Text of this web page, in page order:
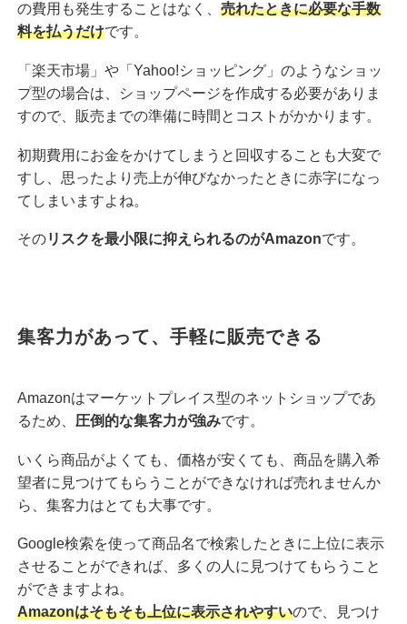
の費用も発生することはなく、 売れたときに必要な手数
料を払うだけです。
「楽天市場」や「Yahoo!ショッピング」のようなショッ
プ型の場合は、ショップページを作成する必要がありま
すので、販売までの準備に時間とコストがかかります。
初期費用にお金をかけてしまうと回収することも大変で
すし、思ったより売上が伸びなかったときに赤字になっ
てしまいますよね。
そのリスクを最小限に抑えられるのがAmazonです。
集客力があって、手軽に販売できる
Amazonはマーケットプレイス型のネットショップであ
るため、 圧倒的な集客力が強みです。
いくら商品がよくても、価格が安くても、商品を購入希
望者に見つけてもらうことができなければ売れませんか
ら、集客力はとても大事です。
Google検索を使って商品名で検索したときに上位に表示
させることができれば、多くの人に見つけてもらうこと
ができますよね。
Amazonはそもそも上位に表示されやすいので、見つけ